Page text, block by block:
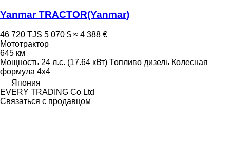
Yanmar TRACTOR(Yanmar)
46 720 TJS 5 070 $ ≈ 4 388 €
Мототрактор
645 км
Мощность 24 л.с. (17.64 кВт) Топливо дизель Колесная
формула 4x4
Япония
EVERY TRADING Co Ltd
Связаться с продавцом